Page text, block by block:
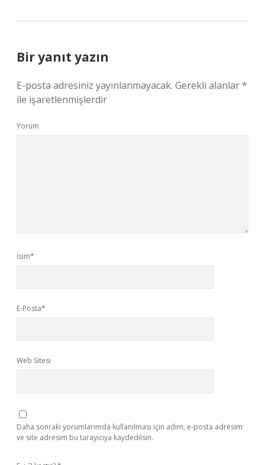
Bir yanıt yazın
E-posta adresiniz yayınlanmayacak. Gerekli alanlar*
ile işaretlenmişlerdir
Yorum
İsim*
E-Posta*
Web Sitesi
Daha sonraki yorumlarımda kullanılması için adım, e-posta adresim
ve site adresim bu tarayıcıya kaydedilsin.